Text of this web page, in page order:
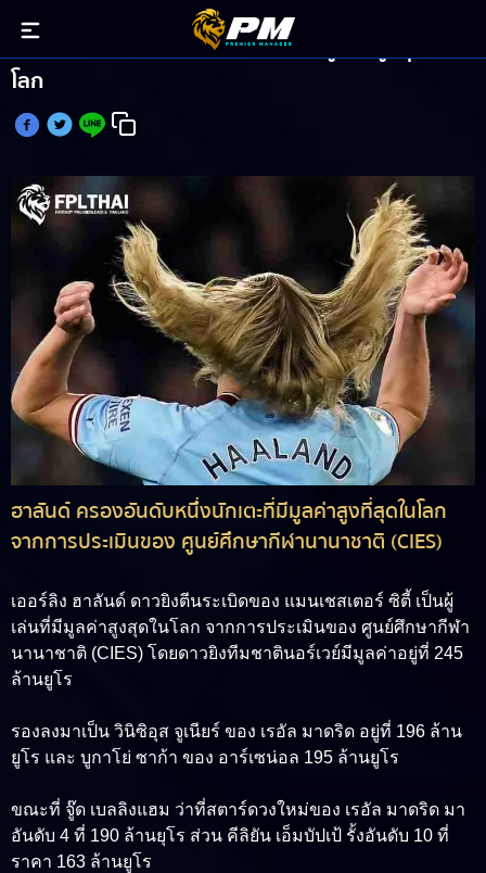
ฮาลันด์ สยายผมครองเบอร์หนึ่งแข้งมูลค่าสูงสุดใน
โลก
ฮาลันด์ ครองอันดับหนึ่งนักเตะที่มีมูลค่าสูงที่สุดในโลก
จากการประเมินของ ศูนย์ศึกษากีฬานานาชาติ (CIES)
เออร์ลิง ฮาลันด์ ดาวยิงตีนระเบิดของ แมนเชสเตอร์ ซิตี้ เป็นผู้
เล่นที่มีมูลค่าสูงสุดในโลก จากการประเมินของ ศูนย์ศึกษากีฬา
นานาชาติ (CIES) โดยดาวยิงทีมชาตินอร์เวย์มีมูลค่าอยู่ที่ 245
ล้านยูโร
รองลงมาเป็น วินิซิอุส จูเนียร์ ของ เรอัล มาดริด อยู่ที่ 196 ล้าน
ยูโร และ บูกาโย่ ซาก้า ของ อาร์เซน่อล 195 ล้านยูโร
ขณะที่ จู๊ด เบลลิงแฮม ว่าที่สตาร์ดวงใหม่ของ เรอัล มาดริด มา
อันดับ 4 ที่ 190 ล้านยุโร ส่วน คีลิยัน เอ็มบัปเป้ รั้งอันดับ 10 ที่
ราคา 163 ล้านยูโร